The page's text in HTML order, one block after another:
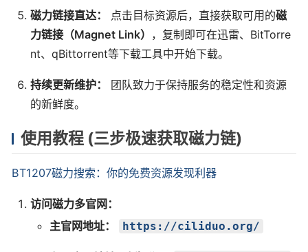
磁力链接直达： 点击目标资源后，直接获取可用的磁
力链接（Magnet Link） ，复制即可在迅雷、BitTorre
nt、qBittorrent等下载工具中开始下载。
持续更新维护：
团队致力于保持服务的稳定性和资源
的新鲜度。
使用教程 (三步极速获取磁力链)
BT1207磁力搜索：你的免费资源发现利器
访问磁力多官网：
主官网地址：
https://ciliduo.org/